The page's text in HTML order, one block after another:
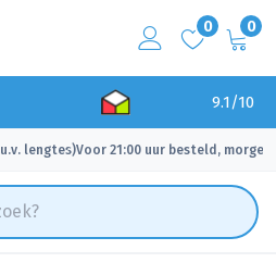
0 0
9.1/10
lengtes)
✓ Voor 21:00 uur besteld, morgen